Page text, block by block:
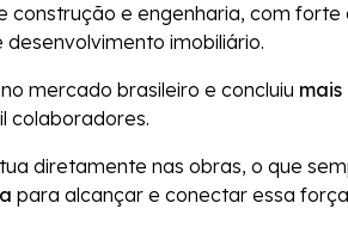
construção e engenharia, com
imobiliário.
mercado brasileiro e concluiu mais
colaboradores.
diretamente nas obras, o que
para alcançar e conectar essa